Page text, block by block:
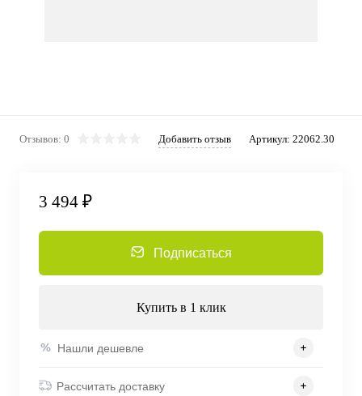
Отзывов: 0 Добавить отзыв Артикул: 22062.30
3 494 ₽
Подписаться
Купить в 1 клик
Нашли дешевле
Рассчитать доставку